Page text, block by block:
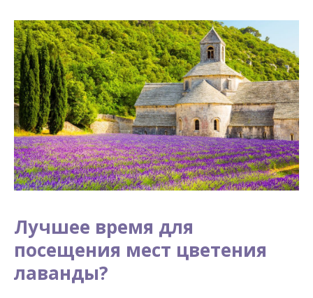
Лучшее время для
посещения мест цветения
лаванды?